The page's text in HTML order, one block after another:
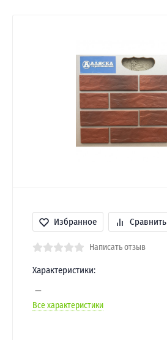
Избранное Сравнить
Написать отзыв
Характеристики:
Все характеристики